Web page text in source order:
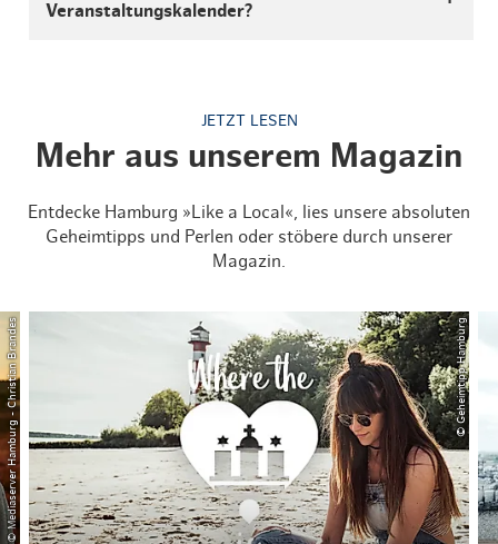
Veranstaltungskalender?
JETZT LESEN
Mehr aus unserem Magazin
Entdecke Hamburg »Like a Local«, lies unsere absoluten
Geheimtipps und Perlen oder stöbere durch unserer
Magazin.
© Mediaserver Hamburg - Christian Brandes © Geheimtipp Hamburg